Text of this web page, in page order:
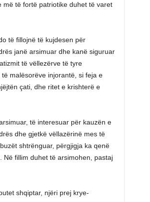
më të fortë patriotike duhet të varet
të fillojnë të kujdesen për
janë arsimuar dhe kanë siguruar
të vëllezërve të tyre
malësorëve injorantë, si feja e
çati, dhe ritet e krishterë e
të interesuar për kauzën e
dhe gjetkë vëllazërinë mes të
shtrënguar, përgjigja ka qenë
Në fillim duhet të arsimohen, pastaj
shqiptar, njëri prej krye-